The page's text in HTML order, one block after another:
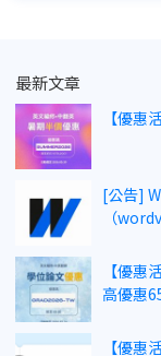
最新文章
【優惠
[公告]
（
【優惠
高優惠
【優惠